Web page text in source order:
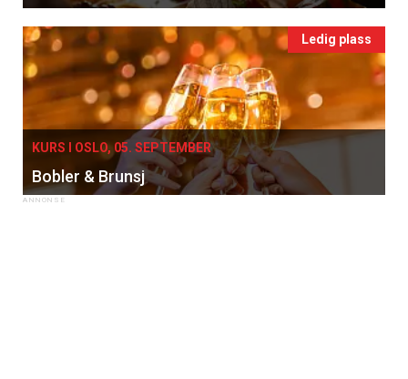
Ledig plass
KURS I OSLO, 05. SEPTEMBER
Bobler & Brunsj